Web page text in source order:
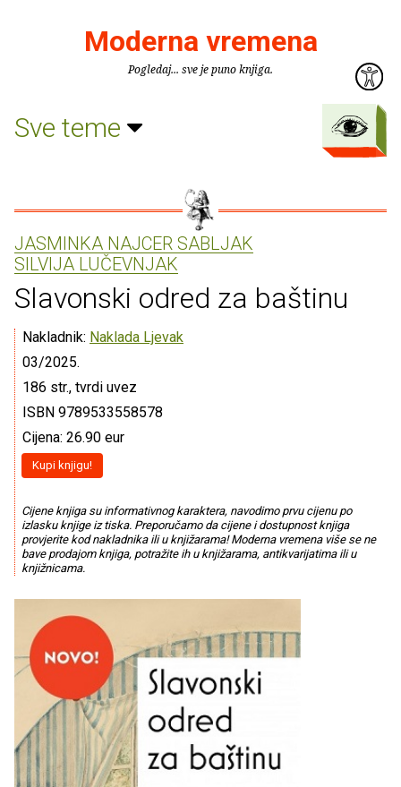
Moderna vremena
Pogledaj... sve je puno knjiga.
Sve teme
JASMINKA NAJCER SABLJAK
SILVIJA LUČEVNJAK
Slavonski odred za baštinu
Nakladnik: Naklada Ljevak
03/2025.
186 str., tvrdi uvez
ISBN 9789533558578
Cijena: 26.90 eur
Kupi knjigu!
Cijene knjiga su informativnog karaktera, navodimo prvu cijenu po
izlasku knjige iz tiska. Preporučamo da cijene i dostupnost knjiga
provjerite kod nakladnika ili u knjižarama! Moderna vremena više se ne
bave prodajom knjiga, potražite ih u knjižarama, antikvarijatima ili u
knjižnicama.